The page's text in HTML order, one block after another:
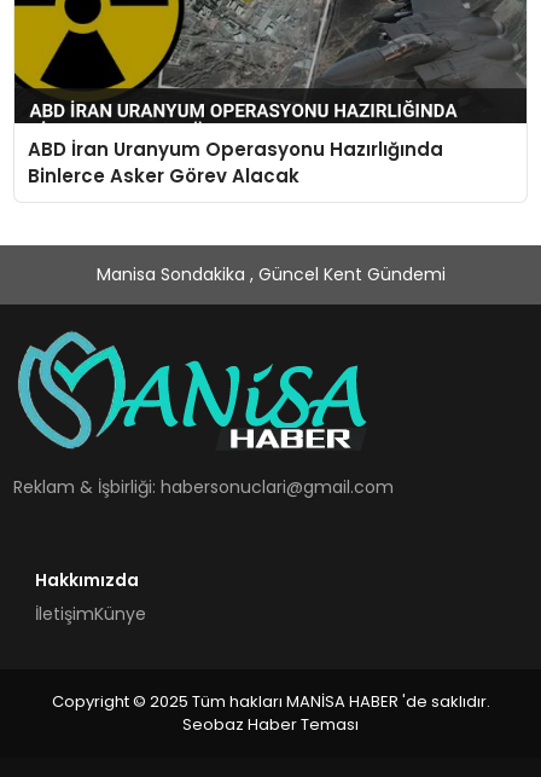
ABD İran Uranyum Operasyonu Hazırlığında
Binlerce Asker Görev Alacak
Manisa Sondakika , Güncel Kent Gündemi
Reklam & İşbirliği:habersonuclari@gmail.com
Hakkımızda
İletişimKünye
Copyright © 2025 Tüm hakları MANİSA HABER 'de saklıdır.
Seobaz Haber Teması